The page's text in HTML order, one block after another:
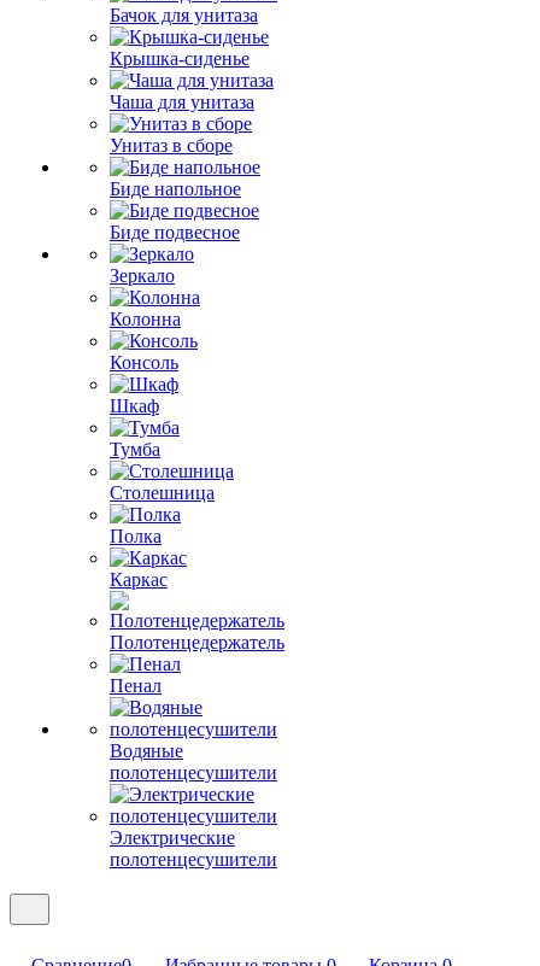
Бачок для унитаза
Крышка-сиденье
Чаша для унитаза
Унитаз в сборе
Биде напольное
Биде подвесное
Зеркало
Колонна
Консоль
Шкаф
Тумба
Столешница
Полка
Каркас
Полотенцедержатель
Пенал
Водяные
полотенцесушители
Электрические
полотенцесушители